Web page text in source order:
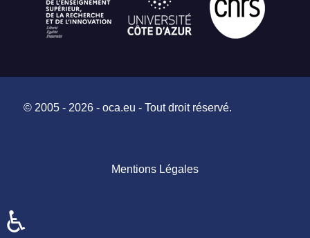
© 2005 - 2026 - oca.eu - Tout droit réservé.
Mentions Légales